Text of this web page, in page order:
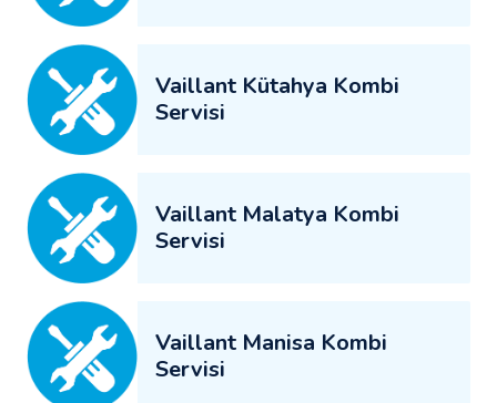
Vaillant Kütahya Kombi
Servisi
Vaillant Malatya Kombi
Servisi
Vaillant Manisa Kombi
Servisi